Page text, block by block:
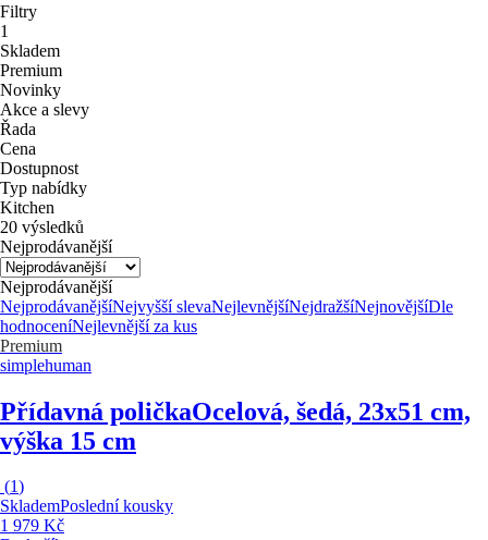
Filtry
1
Skladem
Premium
Novinky
Akce a slevy
Řada
Cena
Dostupnost
Typ nabídky
Kitchen
20 výsledků
Nejprodávanější
Nejprodávanější
NejprodávanějšíNejvyšší slevaNejlevnějšíNejdražšíNejnovějšíDle
hodnoceníNejlevnější za kus
Premium
simplehuman
Přídavná poličkaOcelová, šedá, 23x51 cm,
výška 15 cm
(1)
SklademPoslední kousky
1 979 Kč